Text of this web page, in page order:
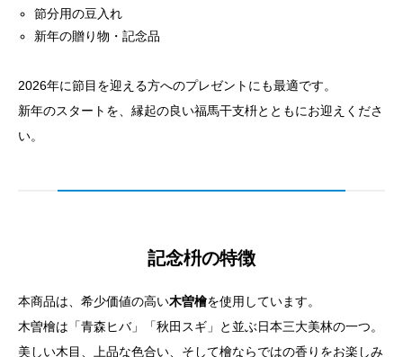
節分用の豆入れ
新年の贈り物・記念品
2026年に節目を迎える方へのプレゼントにも最適です。
新年のスタートを、縁起の良い福馬干支枡とともにお迎えくださ
い。
記念枡の特徴
本商品は、希少価値の高い木曽檜を使用しています。
木曽檜は「青森ヒバ」「秋田スギ」と並ぶ日本三大美林の一つ。
美しい木目、上品な色合い、そして檜ならではの香りをお楽しみ